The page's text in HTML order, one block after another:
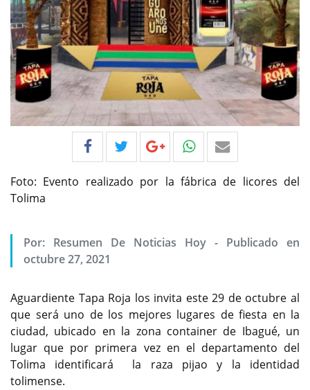
Foto: Evento realizado por la fábrica de licores del
Tolima
Por: Resumen De Noticias Hoy - Publicado en
octubre 27, 2021
Aguardiente Tapa Roja los invita este 29 de octubre al
que será uno de los mejores lugares de fiesta en la
ciudad, ubicado en la zona container de Ibagué, un
lugar que por primera vez en el departamento del
Tolima identificará la raza pijao y la identidad
tolimense.